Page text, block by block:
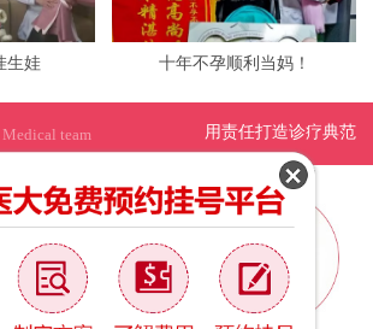
生娃 十年不孕顺利当妈！
Medical team 用责任打造诊疗典范